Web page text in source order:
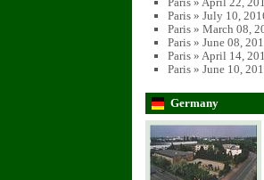
Paris » July 10,
Paris » March 08,
Paris » June 08,
Paris » April 14,
Paris » June 10,
Germany